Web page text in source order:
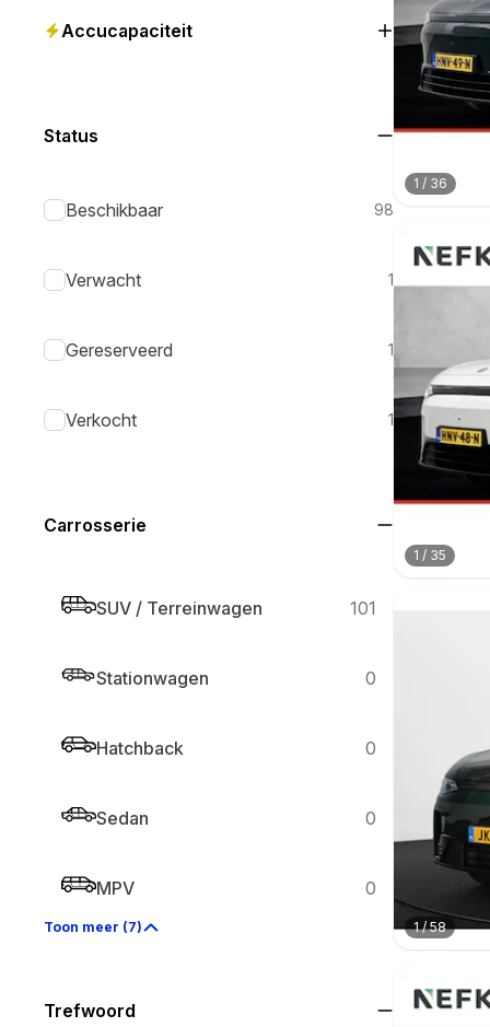
Accucapaciteit
Status
Beschikbaar 98
Verwacht 1
Gereserveerd 1
Verkocht 1
Carrosserie
SUV / Terreinwagen 101
Stationwagen 0
Hatchback 0
Sedan 0
MPV 0
Toon meer (7)
Trefwoord
1 / 36
1 / 35
1/58